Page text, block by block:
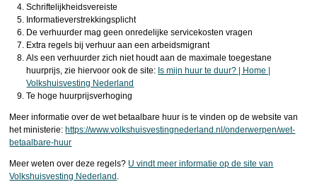
Schriftelijkheidsvereiste
Informatieverstrekkingsplicht
De verhuurder mag geen onredelijke servicekosten vragen
Extra regels bij verhuur aan een arbeidsmigrant
Als een verhuurder zich niet houdt aan de maximale toegestane
huurprijs, zie hiervoor ook de site: Is mijn huur te duur? | Home |
Volkshuisvesting Nederland
Te hoge huurprijsverhoging
Meer informatie over de wet betaalbare huur is te vinden op de website van
het ministerie: https://www.volkshuisvestingnederland.nl/onderwerpen/wet-
betaalbare-huur
Meer weten over deze regels? U vindt meer informatie op de site van
Volkshuisvesting Nederland .